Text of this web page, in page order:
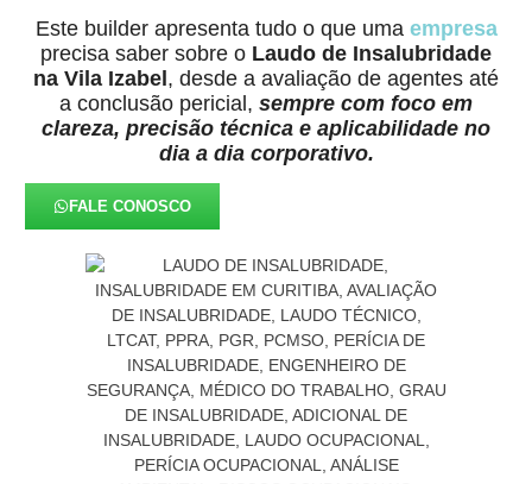
Este builder apresenta tudo o que uma empresa
precisa saber sobre o Laudo de Insalubridade
na Vila Izabel, desde a avaliação de agentes até
a conclusão pericial, sempre com foco em
clareza, precisão técnica e aplicabilidade no
dia a dia corporativo.
FALE CONOSCO